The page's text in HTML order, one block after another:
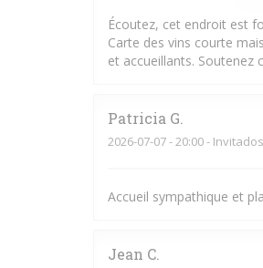
Écoutez, cet endroit est
Carte des vins courte
et accueillants. Soutenez
Patricia G
2026-07-07- 20:00 -
Accueil sympathique et
Jean C